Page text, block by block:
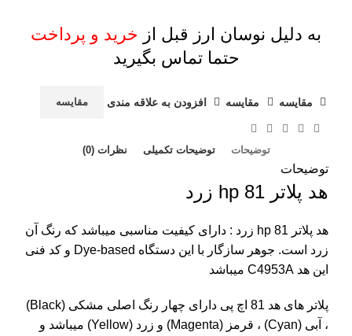
به دلیل نوسان ارز قبل از خرید و پرداخت
حتما تماس بگیرید
مقايسه مقایسه افزودن به علاقه مندی مقایسه
توضیحات توضیحات تکمیلی نظرات (0)
توضیحات
هد پلاتر 81 hp زرد
هد پلاتر 81 hp زرد : دارای کیفیت مناسبی میباشد که رنگ آن
زرد است. جوهر سازگار با این دستگاه Dye-based و کد فنی
این هد C4953A میباشد
پلاتر های هد 81 اچ پی
دارای چهار رنگ اصلی مشکی (Black)
، آبی (Cyan) ، قرمز (Magenta) و زرد (Yellow) میباشد و